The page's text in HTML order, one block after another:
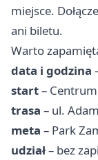
miejsce.
ani biletu.
Warto
data i godzina
start–
trasa – ul.
meta – Park
udział– bez